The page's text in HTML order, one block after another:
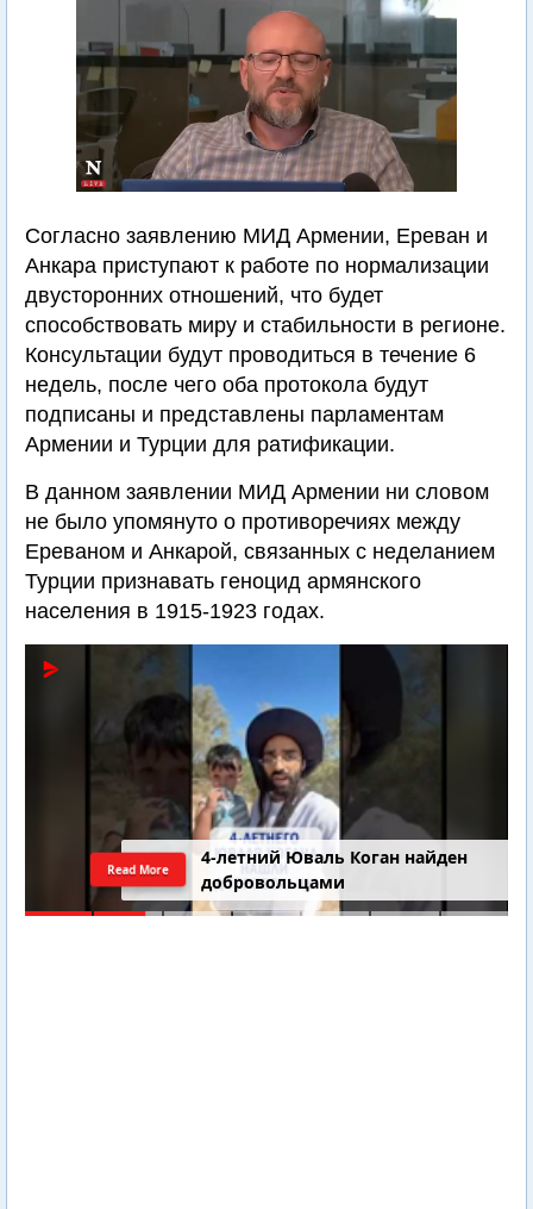
Согласно заявлению МИД Армении, Ереван и
Анкара приступают к работе по нормализации
двусторонних отношений, что будет
способствовать миру и стабильности в регионе.
Консультации будут проводиться в течение 6
недель, после чего оба протокола будут
подписаны и представлены парламентам
Армении и Турции для ратификации.
В данном заявлении МИД Армении ни словом
не было упомянуто о противоречиях между
Ереваном и Анкарой, связанных с неделанием
Турции признавать геноцид армянского
населения в 1915-1923 годах.
4-летний Юваль Коган найден
добровольцами
Read More